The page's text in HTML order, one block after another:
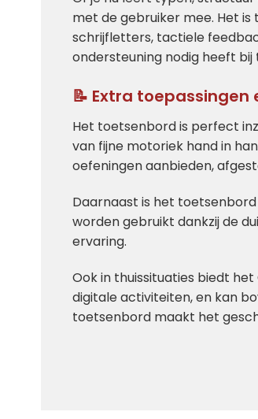
met de gebruiker mee. Het
schrijfletters, tactiele
ondersteuning nodig heeft
📝 Extra toepassingen
Het toetsenbord is perfect
van fijne motoriek hand in
oefeningen aanbieden,
Daarnaast is het
worden gebruikt dankzij de
ervaring.
Ook in thuissituaties biedt
digitale activiteiten, en kan
toetsenbord maakt het